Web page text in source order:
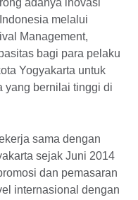
adanya inovasi
melalui
Management,
bagi para pelaku
Yogyakarta untuk
yang bernilai tinggi di
sama dengan
sejak Juni 2014
dan pemasaran
internasional dengan